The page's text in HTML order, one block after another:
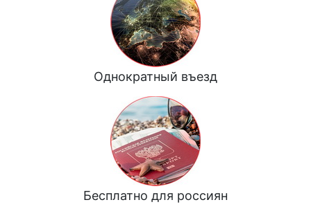
Однократный въезд
Бесплатно для россиян